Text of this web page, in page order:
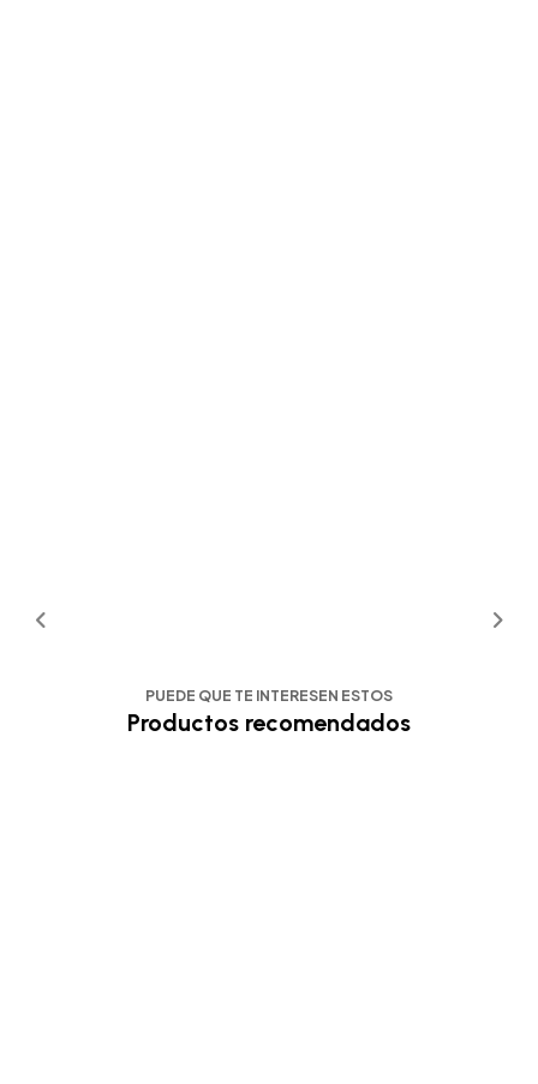
PUEDE QUE TE INTERESEN ESTOS
Productos recomendados